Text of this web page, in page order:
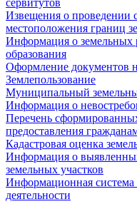
сервитутов
Извещения о проведении
местоположения границ
Информация о земельных
образования
Оформление документов
Землепользование
Муниципальный
Информация о
Перечень
предоставления
Кадастровая оценка
Информация о
земельных участков
Информационная система
деятельности